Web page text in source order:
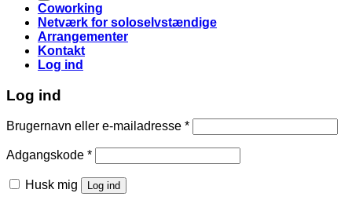
Coworking
Netværk for soloselvstændige
Arrangementer
Kontakt
Log ind
Log ind
Brugernavn eller e-mailadresse *Påkrævet
Adgangskode *Påkrævet
Husk mig Log ind